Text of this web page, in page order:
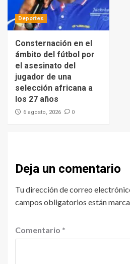
Deportes
Consternación en el
ámbito del fútbol por
el asesinato del
jugador de una
selección africana a
los 27 años
6 agosto, 2026 0
Deja un comentario
Tu dirección de correo
campos obligatorios están
Comentario *